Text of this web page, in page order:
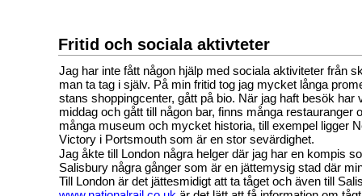
Fritid och sociala aktivteter
Jag har inte fått någon hjälp med sociala aktiviteter från
man ta tag i själv. På min fritid tog jag mycket långa
stans shoppingcenter, gått på bio. När jag haft besök har
middag och gått till någon bar, finns många restauranger
många museum och mycket historia, till exempel ligger
Victory i Portsmouth som är en stor sevärdighet.
Jag åkte till London några helger där jag har en kompis
Salisbury några gånger som är en jättemysig stad där
Till London är det jättesmidigt att ta tåget och även till